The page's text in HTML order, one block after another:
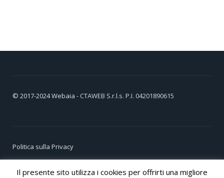
© 2017-2024Webaia - CTAWEB S.r.l.s. P.I. 04201890615
Politica sulla Privacy
Cookie Policy
Il presente sito utilizza i cookies per offrirti una migliore